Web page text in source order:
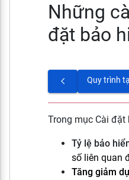
Những
đặt bảo
Trong mục Cài
Tỷ lệ bảo
số liên quan
Tăng giảm